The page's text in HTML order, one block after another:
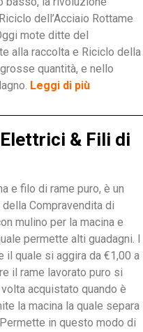
dell’Acciaio Rottame
mote ditte del
alla raccolta e Riciclo della
quantità, e nello
Leggi di più
& Fili di
e filo di rame puro, è un
Compravendita di
mulino per la macina e
permette alti guadagni. I
il quale si aggira da €1,00 a
il rame lavorato puro si
acquistato quando è
la macina la quale separa
in questo modo di